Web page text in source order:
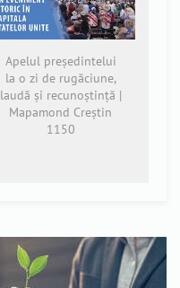
Apelul președintelui
la o zi de rugăciune,
laudă și recunoștință |
Mapamond Creștin
1150